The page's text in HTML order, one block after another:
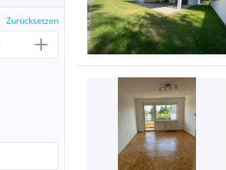
Zurücksetzen